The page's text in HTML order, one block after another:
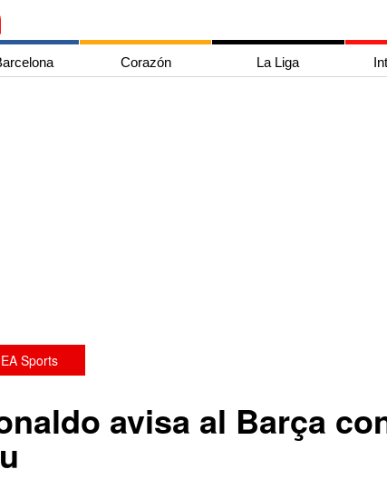
Corazón La Liga
Sports
avisa al Barça